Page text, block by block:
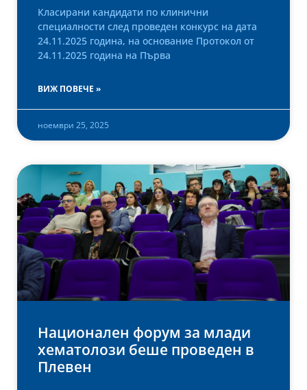
Класирани кандидати по клинични
специалности след проведен конкурс на дата
24.11.2025 година, на основание Протокол от
24.11.2025 година на Първа
ВИЖ ПОВЕЧЕ »
ноември 25, 2025
Национален форум за млади
хематолози беше проведен в
Плевен